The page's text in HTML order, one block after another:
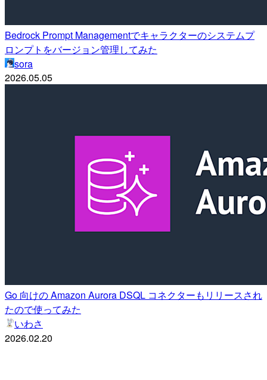
Bedrock Prompt Managementでキャラクターのシステムプ
ロンプトをバージョン管理してみた
sora
2026.05.05
Go 向けの Amazon Aurora DSQL コネクターもリリースされ
たので使ってみた
いわさ
2026.02.20